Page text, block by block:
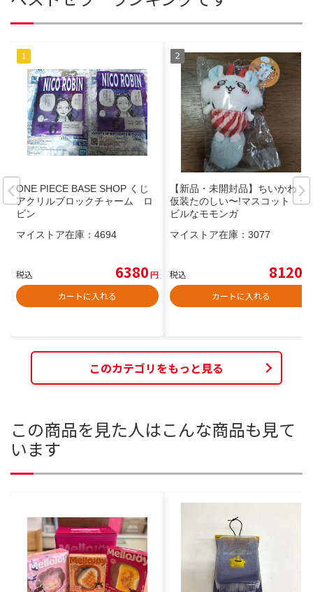
ONE PIECE BASE SHOP くじ
アクリルブロックチャーム ロ
ビン
マイストア在庫： 4694
税込 6380円
カートに入れる
【新品・未開封品】ちいかわ
仮装たのしい〜!マスコット デ
ビルなモモンガ
マイストア在庫： 3077
税込 8120
カートに入れる
このカテゴリをもっと見る
この商品を見た人はこんな商品も見て
います